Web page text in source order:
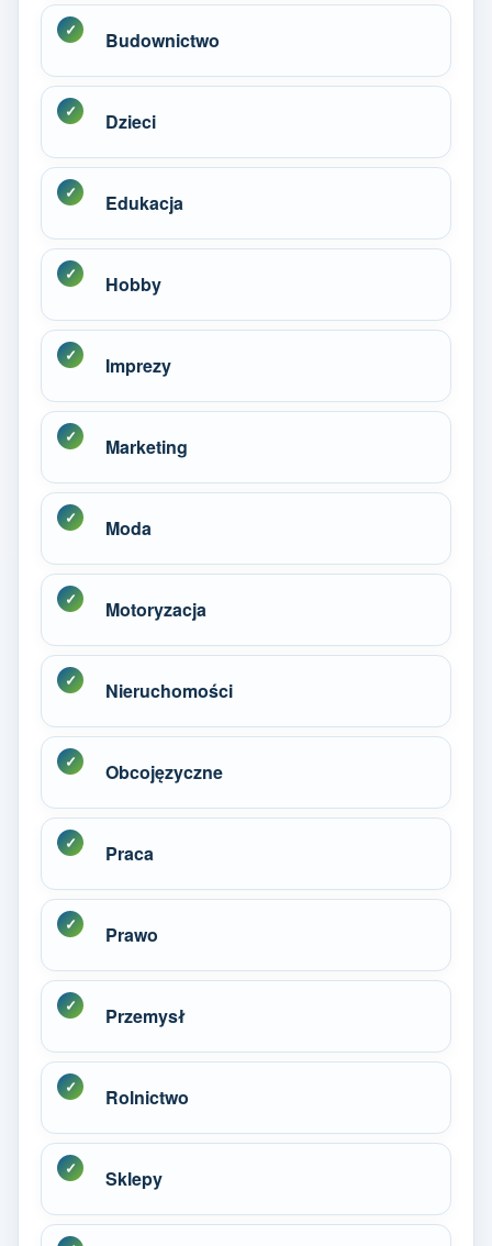
Budownictwo
Dzieci
Edukacja
Hobby
Imprezy
Marketing
Moda
Motoryzacja
Nieruchomości
Obcojęzyczne
Praca
Prawo
Przemysł
Rolnictwo
Sklepy